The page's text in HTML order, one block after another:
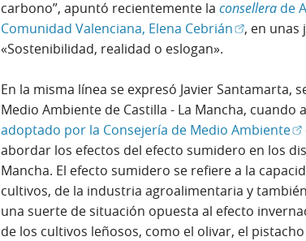
carbono”, apuntó recientemente la consellerade
Comunidad Valenciana, Elena Cebrián(Abrir en
, en unas
«Sostenibilidad, realidad o eslogan».
En la misma línea se expresó Javier Santamarta,
Medio Ambiente de Castilla - La Mancha, cuando
adoptado por la Consejería de Medio Ambiente
abordar los efectos del efecto sumidero en los
Mancha. El efecto sumidero se refiere a la
cultivos, de la industria agroalimentaria y
una suerte de situación opuesta al efecto
de los cultivos leñosos, como el olivar, el